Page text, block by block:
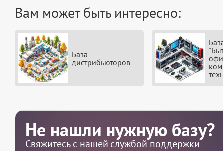
Вам может быть интересно:
База
дистрибьюторов
Не нашли нужную базу?
Свяжитесь с нашей службой поддержки